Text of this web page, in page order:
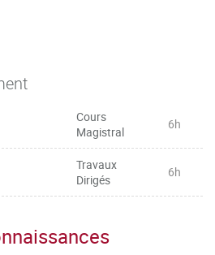
Cours
Magistral
6h
Travaux
Dirigés
6h